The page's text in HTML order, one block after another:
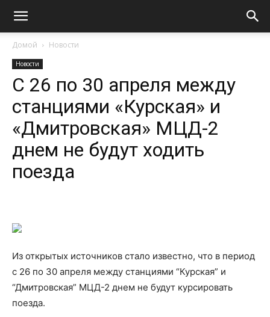
Домой Новости
Новости
С 26 по 30 апреля между
станциями «Курская» и
«Дмитровская» МЦД-2
днем не будут ходить
поезда
Из открытых источников стало известно, что в период
с 26 по 30 апреля между станциями “Курская” и
“Дмитровская” МЦД-2 днем не будут курсировать
поезда.